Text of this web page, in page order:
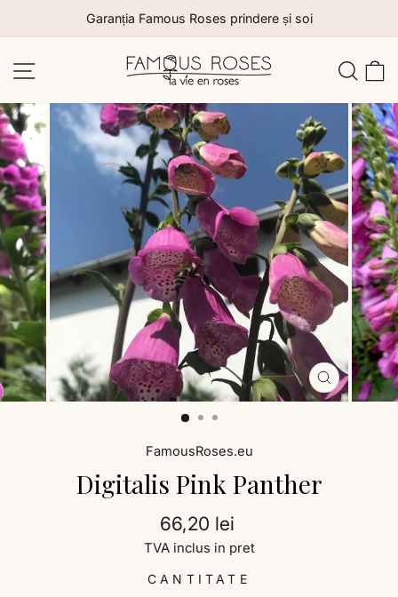
la
conținut
Garanția Famous Roses prindere și soi
Navigare site
Închide
FamousRoses.eu
Digitalis Pink Panther
Preț
66,20 lei
TVA inclus in pret
CANTITATE